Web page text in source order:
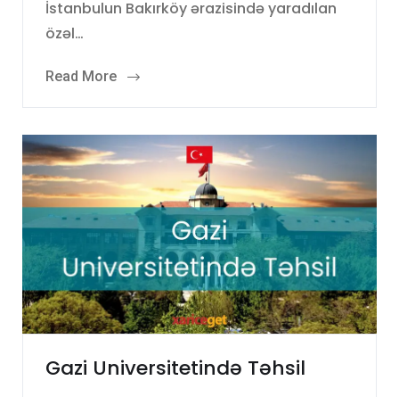
İstanbulun Bakırköy ərazisində yaradılan
özəl…
Read More
Gazi Universitetində Təhsil